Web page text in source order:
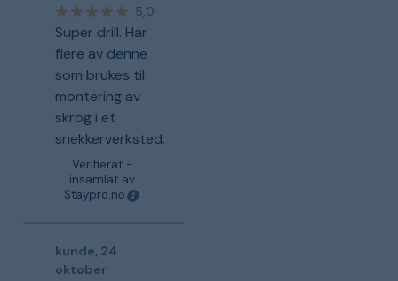
5,0
Super drill. Har
flere av denne
som brukes til
montering av
skrog i et
snekkerverksted.
Verifierat -
insamlat av
Staypro.no
kunde, 24
oktober